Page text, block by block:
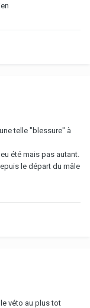
telle "blessure" à
été mais pas autant.
le départ du mâle
véto au plus tot